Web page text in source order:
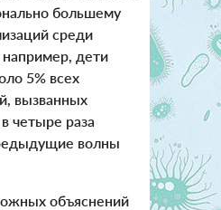
большему
среди
дети
5% всех
вызванных
четыре раза
волны
объяснений